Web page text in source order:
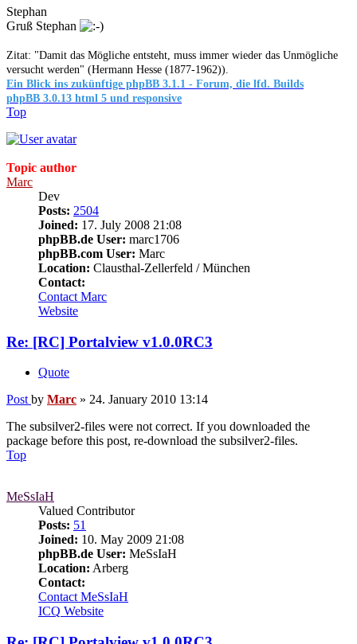
Stephan
Gruß Stephan
Zitat: "Damit das Mögliche entsteht, muss immer wieder das Unmögliche
versucht werden" (Hermann Hesse (1877-1962)).
Ein Blick ins zukünftige phpBB 3.1.1 - Forum, die lfd. Builds
phpBB 3.0.13 html 5 und responsive
Top
Topic author
Marc
Dev
Posts: 2504
Joined: 17. July 2008 21:08
phpBB.de User: marc1706
phpBB.com User: Marc
Location: Clausthal-Zellerfeld / München
Contact:
Contact Marc
Website
Re: [RC] Portalview v1.0.0RC3
Quote
Post by Marc » 24. January 2010 13:14
The subsilver2-files were not correct. If you downloaded the
package before this post, re-download the subsilver2-files.
Top
MeSsIaH
Valued Contributor
Posts: 51
Joined: 10. May 2009 21:08
phpBB.de User: MeSsIaH
Location: Arberg
Contact:
Contact MeSsIaH
ICQ Website